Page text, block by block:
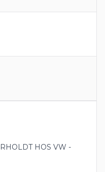
HOS VW -